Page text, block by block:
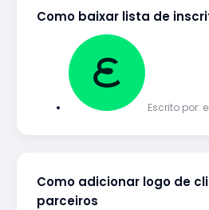
Como baixar lista de
Escrito por:
Como adicionar logo de
parceiros